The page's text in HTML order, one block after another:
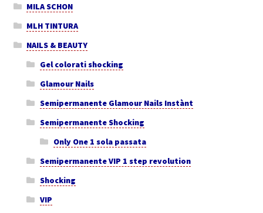
MILA SCHON
MLH TINTURA
NAILS & BEAUTY
Gel colorati shocking
Glamour Nails
Semipermanente Glamour Nails Instànt
Semipermanente Shocking
Only One 1 sola passata
Semipermanente VIP 1 step revolution
Shocking
VIP